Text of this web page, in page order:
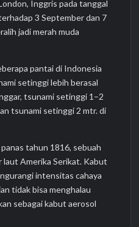
Inggris pada tanggal
3 September dan 7
jadi merah muda
pantai di Indonesia
setinggi lebih berasal
tsunami setinggi 1–2
tsunami setinggi 2 mtr. di
tahun 1816, sebuah
laut Amerika Serikat. Kabut
intensitas cahaya
tidak bisa menghalau
sebagai kabut aerosol